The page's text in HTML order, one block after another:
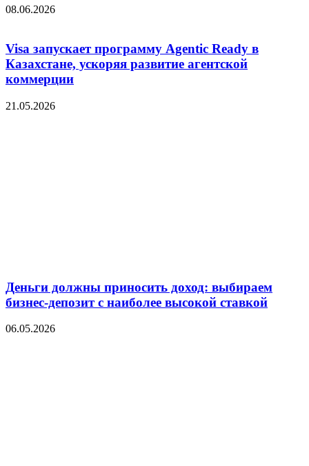
08.06.2026
Visa запускает программу Agentic Ready в
Казахстане, ускоряя развитие агентской
коммерции
21.05.2026
Деньги должны приносить доход: выбираем
бизнес-депозит с наиболее высокой ставкой
06.05.2026